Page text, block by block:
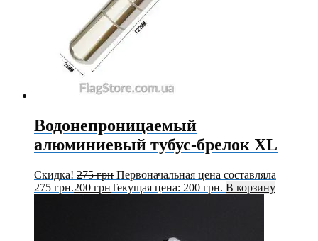
Водонепроницаемый
алюминиевый тубус-брелок XL
Скидка! 275грн Первоначальная цена составляла
275 грн.200 грнТекущая цена: 200 грн. В корзину